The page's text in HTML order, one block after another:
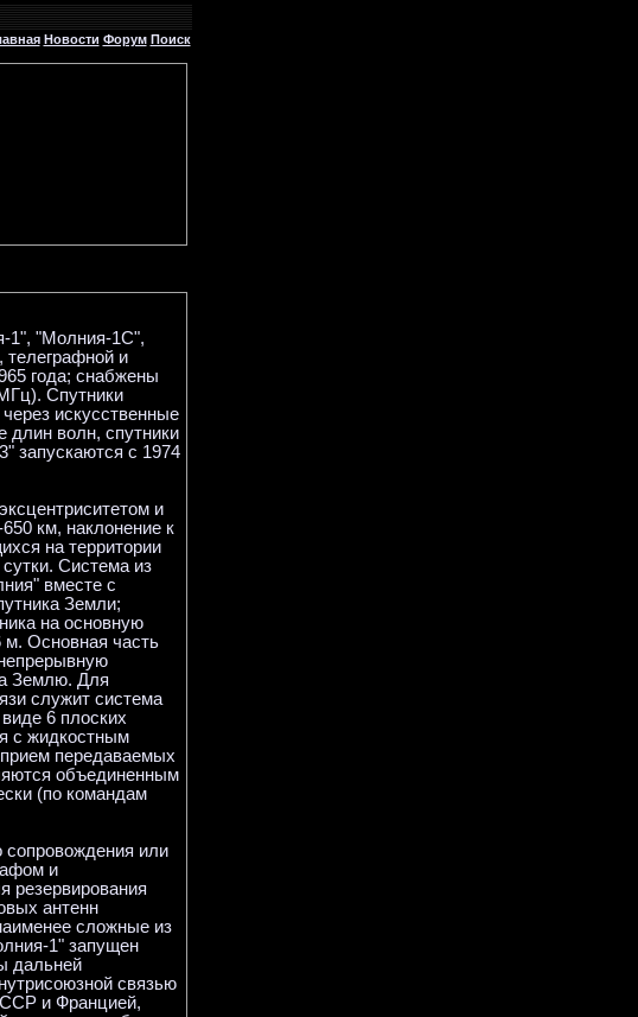
Новости Форум Поиск
1", "Молния-1C",
и
года; снабжены
Спутники
искусственные
волн, спутники
запускаются с 1974
и
км, наклонение к
на территории
Система из
вместе с
Земли;
на основную
м. Основная часть
Землю. Для
служит система
6 плоских
с жидкостным
передаваемых
объединенным
(по командам
сопровождения или
и
резервирования
антенн
сложные из
1" запущен
дальней
связью
и Францией,